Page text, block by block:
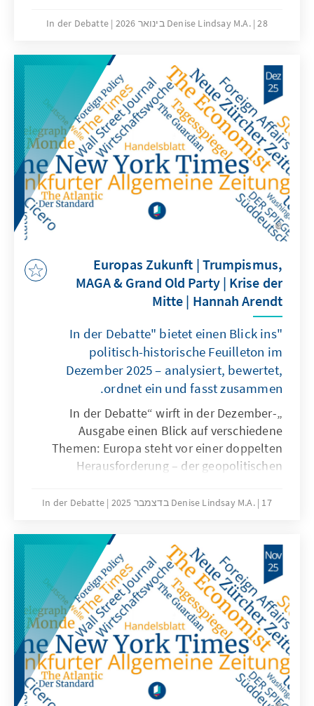
wirtschaftlicher Stärke nicht vollständig
unter Druck, da autoritäre Bewegungen und
extremistische Gruppen gesellschaftliche
Normen verschieben. Gleichzeitig verschärfen
sich antisemitische und antizionistische
Tendenzen in verschiedenen politischen
Milieus und führen zu einer bedrohlichen
Normalisierung im öffentlichen Diskurs.
Denise Lindsay M.A. 28 בינואר 2026 In der Debatte
Europas Zukunft | Trumpismus,
MAGA & Grand Old Party | Krise der
Mitte | Hannah Arendt
"In der Debatte" bietet einen Blick ins
politisch-historische Feuilleton im
Dezember 2025 – analysiert, bewertet,
ordnet ein und fasst zusammen.
„In der Debatte“ wirft in der Dezember-
Ausgabe einen Blick auf verschiedene
Themen: Europa steht vor einer doppelten
Herausforderung – der geopolitischen
Polarisierung. Ohne strategische
Rückbesinnung auf demokratische Werte
droht eine autoritäre Wende. Wie kann die
Zukunft der MAGA-Bewegung und der
Republikanischen Partei aussehen, kann der
Trumpismus Bestand haben. Die politische
Mitte existiert weiterhin in einem
Spannungsfeld. Hannah Arendts Mahnung zur
aktiven Freiheit bleibt aktueller denn je.
Denise Lindsay M.A. 17 בדצמבר 2025 In der Debatte